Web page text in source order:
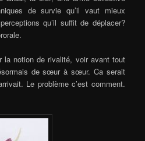
de survie qu’il vaut mieux
qu’il suffit de déplacer?
la notion de rivalité, voir avant tout
de sœur à sœur. Ca serait
Le problème c’est comment.